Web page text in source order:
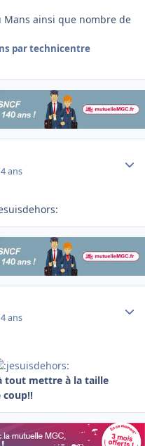
Mans ainsi que nombre de
par technicentre
ans
ans
tout mettre à la taille
coup!!